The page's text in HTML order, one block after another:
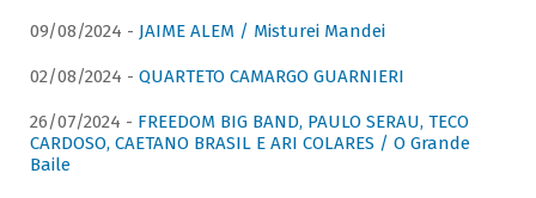
09/08/2024 - JAIME ALEM / Misturei Mandei
02/08/2024 - QUARTETO CAMARGO GUARNIERI
26/07/2024 - FREEDOM BIG BAND, PAULO SERAU, TECO
CARDOSO, CAETANO BRASIL E ARI COLARES / O Grande
Baile